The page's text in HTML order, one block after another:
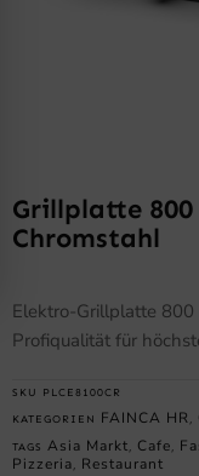
Grillplatte
Chromstahl
Elektro-Grillplatte 800
Profiqualität für
SKU PLCE8100CR
KATEGORIEN FAINCA HR ,
TAGS Asia Markt , Cafe ,
Pizzeria , Restaurant